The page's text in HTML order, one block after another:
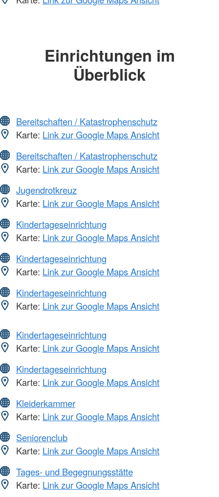
Einrichtungen im
Überblick
Bereitschaften / Katastrophenschutz
Karte: Link zur Google Maps Ansicht
Bereitschaften / Katastrophenschutz
Karte: Link zur Google Maps Ansicht
Jugendrotkreuz
Karte: Link zur Google Maps Ansicht
Kindertageseinrichtung
Karte: Link zur Google Maps Ansicht
Kindertageseinrichtung
Karte: Link zur Google Maps Ansicht
Kindertageseinrichtung
Karte: Link zur Google Maps Ansicht
Kindertageseinrichtung
Karte: Link zur Google Maps Ansicht
Kindertageseinrichtung
Karte: Link zur Google Maps Ansicht
Kleiderkammer
Karte: Link zur Google Maps Ansicht
Seniorenclub
Karte: Link zur Google Maps Ansicht
Tages- und Begegnungsstätte
Karte: Link zur Google Maps Ansicht